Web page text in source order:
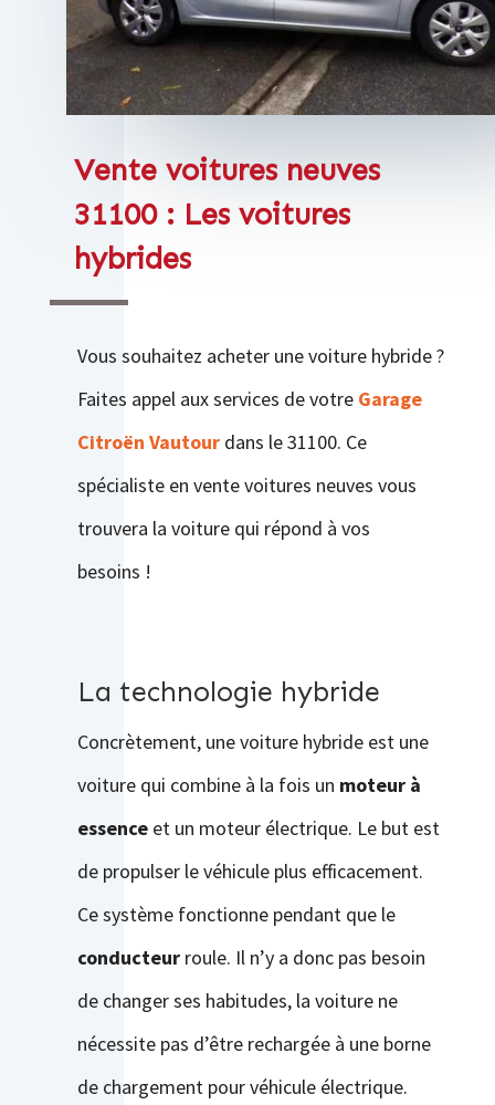
Vente voitures neuves
31100 : Les voitures
hybrides
Vous souhaitez acheter une voiture hybride ?
Faites appel aux services de votre Garage
Citroën Vautourdans le 31100. Ce
spécialiste en vente voitures neuves vous
trouvera la voiture qui répond à vos
besoins !
La technologie hybride
Concrètement, une voiture hybride est une
voiture qui combine à la fois un moteur à
essenceet un moteur électrique. Le but est
de propulser le véhicule plus efficacement.
Ce système fonctionne pendant que le
conducteurroule. Il n’y a donc pas besoin
de changer ses habitudes, la voiture ne
nécessite pas d’être rechargée à une borne
de chargement pour véhicule électrique.